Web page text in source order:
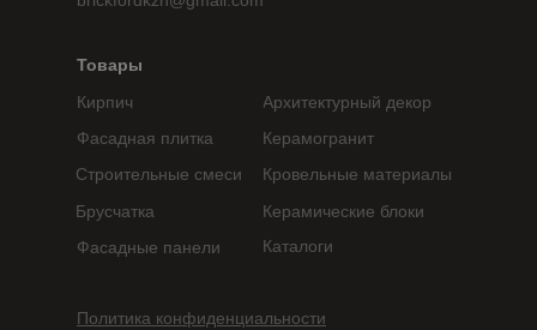
Политика конфиденциальности
Фасадная плитка
Кирпич Архитектурный декор
Фасадные панели
Керамогранит
Строительные смеси
Каталоги
Товары
Брусчатка
Кровельные материалы
Керамические блоки